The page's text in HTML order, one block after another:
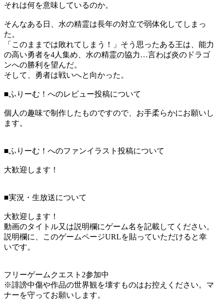
それは何を意味しているのか。
そんなある日、水の精霊は長年の対立で弱体化してしまっ
た。
「このままでは敗れてしまう！」そう思ったある王は、能力
の高い勇者を4人集め、水の精霊の協力…言わば炎のドラゴ
ンへの勝利を望んだ。
そして、勇者は戦いへと向かった。
■ふりーむ！へのレビュー投稿について
個人の趣味で制作したものですので、お手柔らかにお願いし
ます。
■ふりーむ！へのファンイラスト投稿について
大歓迎します！
■実況・生放送について
大歓迎します！
動画のタイトル又は説明欄にゲーム名を記載してください。
説明欄に、このゲームページURLを貼っていただけると幸
いです。
フリーゲームクエスト2参加中
※誹謗中傷や作品の世界観を壊すものはお控えください。マ
ナーを守ってお願いします。